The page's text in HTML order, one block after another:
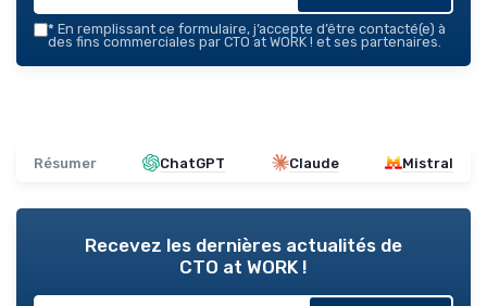
* En remplissant ce formulaire, j’accepte d’être contacté(e) à
des fins commerciales par CTO at WORK ! et ses partenaires.
Résumer ChatGPT Claude Mistral
Recevez les dernières actualités de
CTO at WORK !